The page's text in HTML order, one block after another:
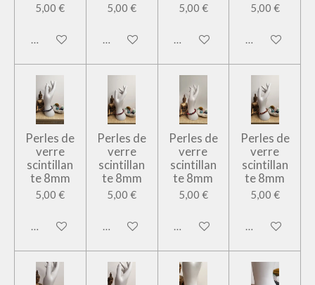
5,00 €
Ajouter au panier
5,00 €
Ajouter au panier
5,00 €
Ajouter au panier
5,00 €
Ajouter au
Perles de
verre
scintillan
te 8mm
5,00 €
Ajouter au panier
Perles de
verre
scintillan
te 8mm
5,00 €
Ajouter au panier
Perles de
verre
scintillan
te 8mm
5,00 €
Ajouter au panier
Perles de
verre
scintillan
te 8mm
5,00 €
Ajouter au